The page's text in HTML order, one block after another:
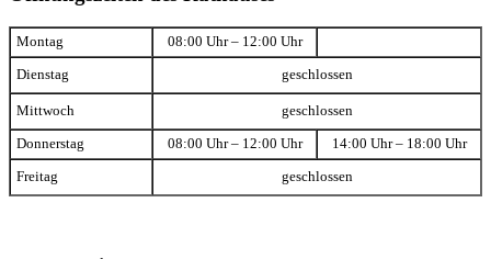
Montag 08:00 Uhr – 12:00 Uhr
Dienstag geschlossen
Mittwoch geschlossen
Donnerstag 08:00 Uhr – 12:00 Uhr 14:00 Uhr – 18:00 Uhr
Freitag geschlossen